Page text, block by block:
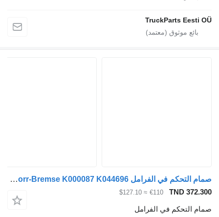
TruckParts Eesti
صمام التحكم في الفرامل Knorr-Bremse K000087 K044696 لـ الشاحنات Scania P,G,R,T-series (2004-2017)
TND
€110
≈ $127.10
التحكم في الفرامل